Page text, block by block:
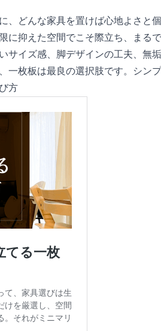
、どんな家具を置けば心地よさ
に抑えた空間でこそ際立ち、ま
サイズ感、脚デザインの工夫、
枚板は最良の選択肢です。シン
方